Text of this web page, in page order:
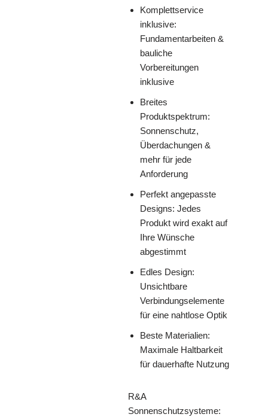
Komplettservice
inklusive:
Fundamentarbeiten &
bauliche
Vorbereitungen
inklusive
Breites
Produktspektrum:
Sonnenschutz,
Überdachungen &
mehr für jede
Anforderung
Perfekt angepasste
Designs: Jedes
Produkt wird exakt auf
Ihre Wünsche
abgestimmt
Edles Design:
Unsichtbare
Verbindungselemente
für eine nahtlose Optik
Beste Materialien:
Maximale Haltbarkeit
für dauerhafte Nutzung
R&A
Sonnenschutzsysteme: